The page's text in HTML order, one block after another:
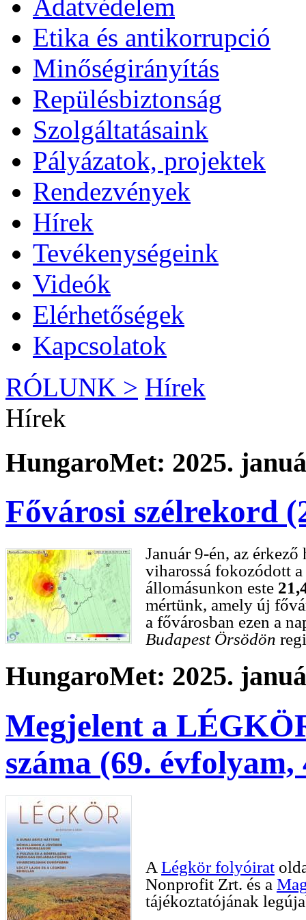
Adatvédelem
Etika és antikorrupció
Minőségirányítás
Repülésbiztonság
Szolgáltatásaink
Pályázatok, projektek
Rendezvények
Hírek
Tevékenységeink
Videók
Elérhetőségek
Kapcsolatok
RÓLUNK > Hírek
Hírek
HungaroMet: 2025.
Fővárosi szélrekord
Január 9-én, az
viharossá fokozódott
állomásunkon este
mértünk, amely új
a fővárosban ezen a
Budapest Örsödön
HungaroMet: 2025.
Megjelent a
száma (69. évfolyam,
A Légkör folyóirat
Nonprofit Zrt. és a
tájékoztatójának